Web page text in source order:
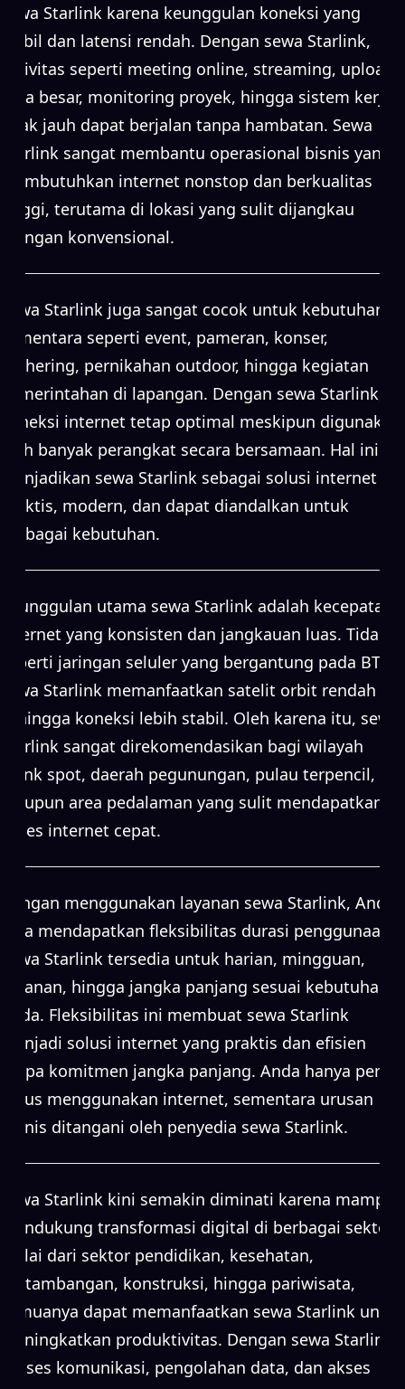
sewa Starlink karena keunggulan koneksi yang
stabil dan latensi rendah. Dengan sewa Starlink,
aktivitas seperti meeting online, streaming, upload
data besar, monitoring proyek, hingga sistem kerja
jarak jauh dapat berjalan tanpa hambatan. Sewa
Starlink sangat membantu operasional bisnis yang
membutuhkan internet nonstop dan berkualitas
tinggi, terutama di lokasi yang sulit dijangkau
jaringan konvensional.
Sewa Starlink juga sangat cocok untuk kebutuhan
sementara seperti event, pameran, konser,
gathering, pernikahan outdoor, hingga kegiatan
pemerintahan di lapangan. Dengan sewa Starlink,
koneksi internet tetap optimal meskipun digunakan
oleh banyak perangkat secara bersamaan. Hal ini
menjadikan sewa Starlink sebagai solusi internet
praktis, modern, dan dapat diandalkan untuk
berbagai kebutuhan.
Keunggulan utama sewa Starlink adalah kecepatan
internet yang konsisten dan jangkauan luas. Tidak
seperti jaringan seluler yang bergantung pada BTS,
sewa Starlink memanfaatkan satelit orbit rendah
sehingga koneksi lebih stabil. Oleh karena itu, sewa
Starlink sangat direkomendasikan bagi wilayah
blank spot, daerah pegunungan, pulau terpencil,
maupun area pedalaman yang sulit mendapatkan
akses internet cepat.
Dengan menggunakan layanan sewa Starlink, Anda
juga mendapatkan fleksibilitas durasi penggunaan.
Sewa Starlink tersedia untuk harian, mingguan,
bulanan, hingga jangka panjang sesuai kebutuhan
Anda. Fleksibilitas ini membuat sewa Starlink
menjadi solusi internet yang praktis dan efisien
tanpa komitmen jangka panjang. Anda hanya perlu
fokus menggunakan internet, sementara urusan
teknis ditangani oleh penyedia sewa Starlink.
Sewa Starlink kini semakin diminati karena mampu
mendukung transformasi digital di berbagai sektor.
Mulai dari sektor pendidikan, kesehatan,
pertambangan, konstruksi, hingga pariwisata,
semuanya dapat memanfaatkan sewa Starlink untuk
meningkatkan produktivitas. Dengan sewa Starlink,
proses komunikasi, pengolahan data, dan akses